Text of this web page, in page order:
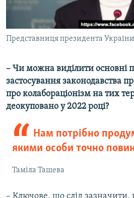
Представниця президента
– Чи можна виділити основні
застосування законодавства
про колабораціонізм на тих
деокуповано у 2022 році?
Нам потрібно
якими особи точно
Таміла Ташева